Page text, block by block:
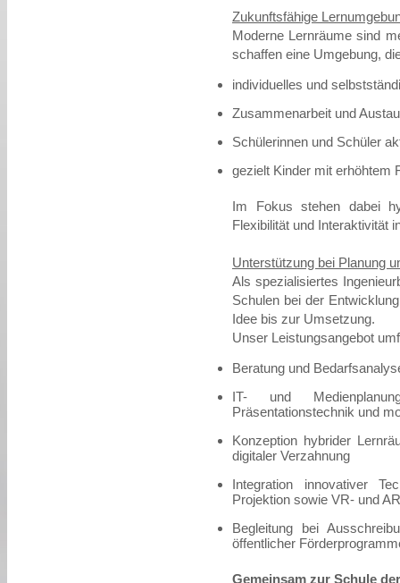
Zukunftsfähige
Moderne Lernräume sind
schaffen eine Umgebung,
individuelles und
Zusammenarbeit und
Schülerinnen und Schüler
gezielt Kinder mit erhöhtem
Im Fokus stehen dabei
Flexibilität und Interaktivität
Unterstützung bei Planung
Als spezialisiertes
Schulen bei der
Idee bis zur Umsetzung.
Unser Leistungsangebot
Beratung und
IT- und
Präsentationstechnik und
Konzeption hybrider
digitaler Verzahnung
Integration innovativer
Projektion sowie VR- und
Begleitung bei
öffentlicher
Gemeinsam zur Schule